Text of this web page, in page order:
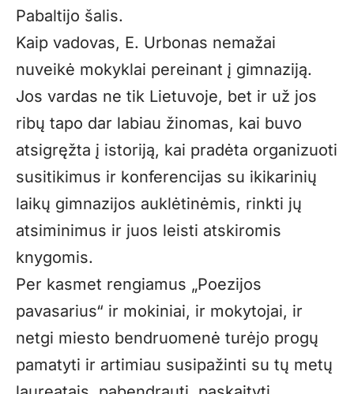
Pabaltijo šalis.
Kaip vadovas, E. Urbonas nemažai
nuveikė mokyklai pereinant į gimnaziją.
Jos vardas ne tik Lietuvoje, bet ir už jos
ribų tapo dar labiau žinomas, kai buvo
atsigręžta į istoriją, kai pradėta organizuoti
susitikimus ir konferencijas su ikikarinių
laikų gimnazijos auklėtinėmis, rinkti jų
atsiminimus ir juos leisti atskiromis
knygomis.
Per kasmet rengiamus „Poezijos
pavasarius“ ir mokiniai, ir mokytojai, ir
netgi miesto bendruomenė turėjo progų
pamatyti ir artimiau susipažinti su tų metų